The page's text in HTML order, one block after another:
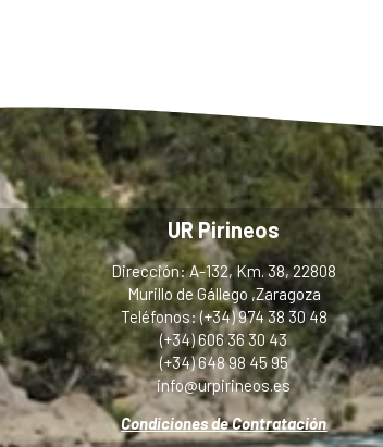
UR Pirineos
Dirección: A-132, Km. 38, 22808
Murillo de Gállego ,Zaragoza
Teléfonos: (+34) 974 38 30 48
(+34) 606 36 30 43
(+34) 648 98 45 95
info@urpirineos.es
Condiciones de Contratación